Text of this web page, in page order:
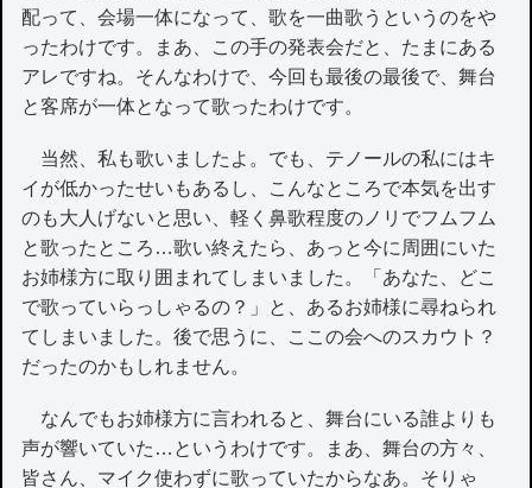
配って、会場一体になって、歌を一曲歌うというのをや
ったわけです。まあ、この手の発表会だと、たまにある
アレですね。そんなわけで、今回も最後の最後で、舞台
と客席が一体となって歌ったわけです。
当然、私も歌いましたよ。でも、テノールの私にはキ
イが低かったせいもあるし、こんなところで本気を出す
のも大人げないと思い、軽く鼻歌程度のノリでフムフム
と歌ったところ…歌い終えたら、あっと今に周囲にいた
お姉様方に取り囲まれてしまいました。「あなた、どこ
で歌っていらっしゃるの？」と、あるお姉様に尋ねられ
てしまいました。後で思うに、ここの会へのスカウト？
だったのかもしれません。
なんでもお姉様方に言われると、舞台にいる誰よりも
声が響いていた…というわけです。まあ、舞台の方々、
皆さん、マイク使わずに歌っていたからなあ。そりゃ